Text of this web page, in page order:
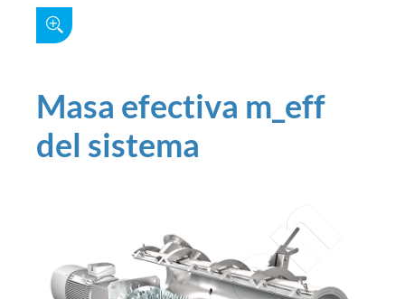
Masa efectiva m_eff
del sistema